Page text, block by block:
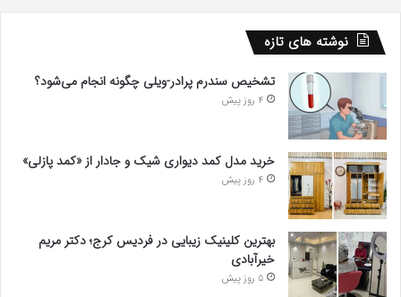
نوشته های تازه
تشخیص سندرم پرادر-ویلی چگونه انجام می‌شود؟
4 روز پیش
خرید مدل کمد دیواری شیک و جادار از «کمد پازلی»
4 روز پیش
بهترین کلینیک زیبایی در فردیس کرج؛ دکتر مریم
خیرآبادی
5 روز پیش